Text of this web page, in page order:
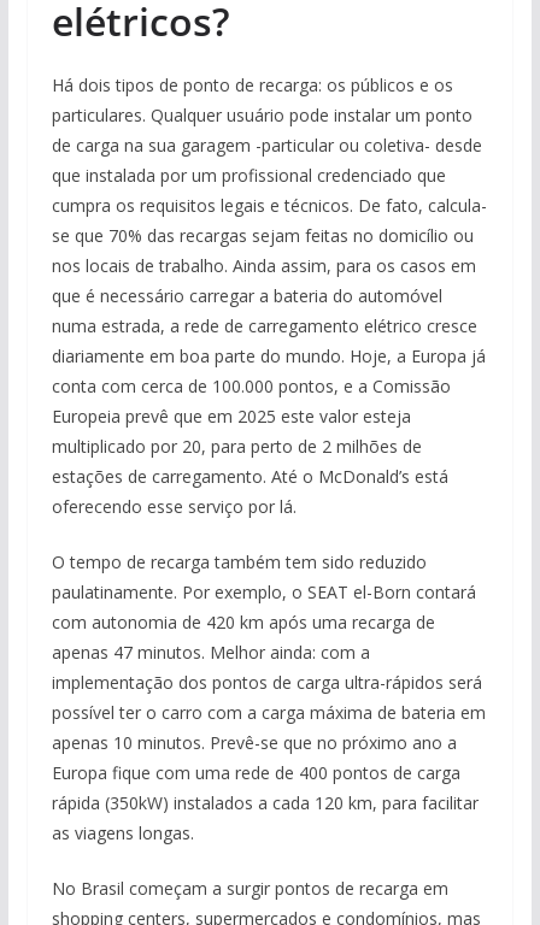
elétricos?
Há dois tipos de ponto de recarga: os públicos e os
particulares. Qualquer usuário pode instalar um ponto
de carga na sua garagem -particular ou coletiva- desde
que instalada por um profissional credenciado que
cumpra os requisitos legais e técnicos. De fato, calcula-
se que 70% das recargas sejam feitas no domicílio ou
nos locais de trabalho. Ainda assim, para os casos em
que é necessário carregar a bateria do automóvel
numa estrada, a rede de carregamento elétrico cresce
diariamente em boa parte do mundo. Hoje, a Europa já
conta com cerca de 100.000 pontos, e a Comissão
Europeia prevê que em 2025 este valor esteja
multiplicado por 20, para perto de 2 milhões de
estações de carregamento. Até o McDonald’s está
oferecendo esse serviço por lá.
O tempo de recarga também tem sido reduzido
paulatinamente. Por exemplo, o SEAT el-Born contará
com autonomia de 420 km após uma recarga de
apenas 47 minutos. Melhor ainda: com a
implementação dos pontos de carga ultra-rápidos será
possível ter o carro com a carga máxima de bateria em
apenas 10 minutos. Prevê-se que no próximo ano a
Europa fique com uma rede de 400 pontos de carga
rápida (350kW) instalados a cada 120 km, para facilitar
as viagens longas.
No Brasil começam a surgir pontos de recarga em
shopping centers, supermercados e condomínios, mas